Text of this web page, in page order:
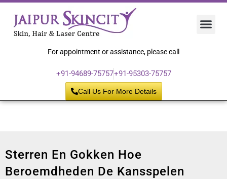
For appointment or assistance, please call
+91-94689-75757+91-95303-75757
Call Us For More Details
Sterren En Gokken Hoe
Beroemdheden De Kansspelen